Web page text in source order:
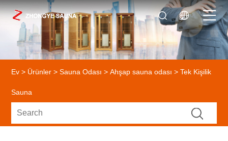
Ev > Ürünler >Sauna Odası >Ahşap sauna odası > Tek Kişilik
Sauna